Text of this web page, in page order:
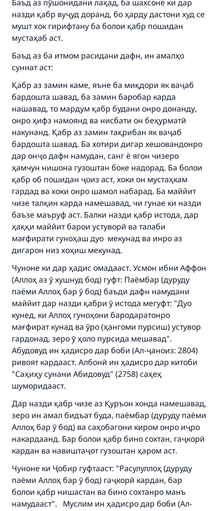
Баъд аз пӯшонидани лаҳад, ба шахсоне ки дар
назди қабр вуҷуд доранд, бо ҳарду дастони худ се
мушт хок гирифтану ба болои қабр пошидан
мустаҳаб аст.
Баъд аз ба итмом расидани дафн, ин амалҳо
суннат аст:
Қабр аз замин каме, яъне ба миқдори як ваҷаб
бардошта шавад, ба замин баробар карда
нашавад, то мардум қабр будани онро донанду,
онро ҳифз намоянд ва нисбати он беҳурматӣ
накунанд. Қабр аз замин тақрибан як ваҷаб
бардошта шавад. Ба хотири дигар хешовандонро
дар онҷо дафн намудан, санг ё ягон чизеро
ҳамчун нишона гузоштан боке надорад. Ба болои
қабр об пошидан ҷоиз аст, хоки он мустаҳкам
гардад ва хоки онро шамол набарад. Ба маййит
чизе талқин карда намешавад, чи гунае ки назди
баъзе маъруф аст. Балки назди қабр истода, дар
ҳаққи маййит барои устуворӣ ва талаби
мағфирати гуноҳаш дуо мекунад ва инро аз
дигарон низ хоҳиш мекунад.
Чуноне ки дар ҳадис омадааст. Усмон ибни Аффон
(Аллоҳ аз ӯ хушнуд бод) гуфт: Паёмбар (дуруду
паёми Аллоҳ бар ӯ бод) баъди дафн намудани
маййит дар назди қабри ӯ истода мегуфт: "Дуо
кунед, ки Аллоҳ гуноҳони бародаратонро
мағфират кунад ва ӯро (ҳангоми пурсиш) устувор
гардонад, зеро ӯ ҳоло пурсида мешавад".
Абудовуд ин ҳадисро дар боби (Ал-ҷаноиз: 2804)
ривоят кардааст. Албонӣ ин ҳадисро дар китоби
"Саҳиҳу сунани Абидовуд" (2758) саҳеҳ
шуморидааст.
Дар назди қабр чизе аз Қуръон хонда намешавад,
зеро ин амал бидъат буда, паёмбар (дуруду паёми
Аллоҳ бар ӯ бод) ва саҳобагони киром онро иҷро
накардаанд. Бар болои қабр бино сохтан, гаҷкорӣ
кардан ва навиштаҷот гузоштан ҳаром аст.
Чуноне ки Ҷобир гуфтааст: "Расулуллоҳ (дуруду
паёми Аллоҳ бар ӯ бод) гаҷкорӣ кардан, бар
болои қабр нишастан ва бино сохтанро манъ
намудааст". Муслим ин ҳадисро дар боби (Ал-
Make an impact on millions of lives
with your contribution today
Your support is crucial for our mission.
The Prophet (ﷺ) said:
"A person who leads others to doing what is
good will earn the same reward as those who
do it."
(MUSLIM, 1893)
Support IslamQA